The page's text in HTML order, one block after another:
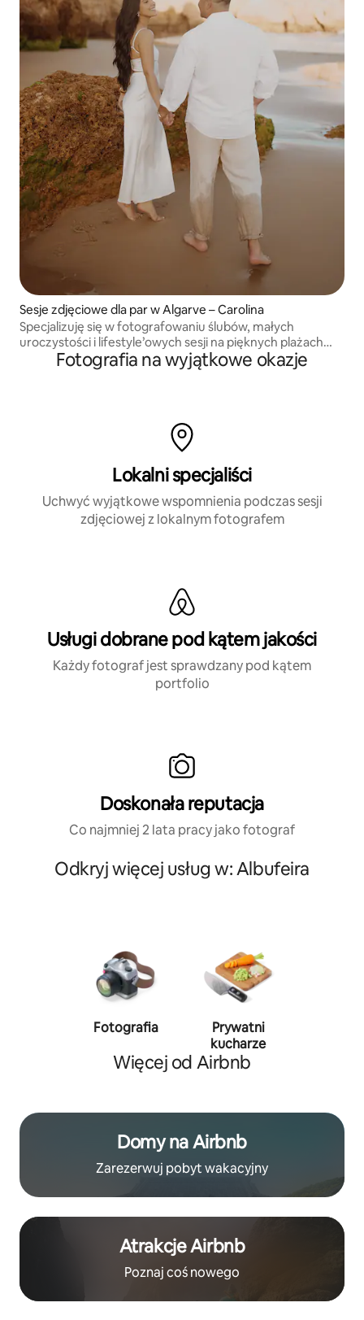
Sesje zdjęciowe dla par w Algarve – Carolina
Specjalizuję się w fotografowaniu ślubów, małych
uroczystości i lifestyle’owych sesji na pięknych plażach
i klifach.Fotografia na wyjątkowe okazje
Lokalni specjaliści
Uchwyć wyjątkowe wspomnienia podczas sesji
zdjęciowej z lokalnym fotografem
Usługi dobrane pod kątem jakości
Każdy fotograf jest sprawdzany pod kątem
portfolio
Doskonała reputacja
Co najmniej 2 lata pracy jako fotograf
Odkryj więcej usług w: Albufeira
Fotografia
Prywatni
kucharze
Więcej od Airbnb
Domy na Airbnb
Zarezerwuj pobyt wakacyjny
Atrakcje Airbnb
Poznaj coś nowego